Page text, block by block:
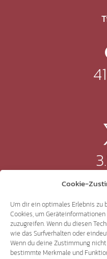
Cookie-
Um dir ein optimales Erlebnis zu
Cookies, um
zuzugreifen. Wenn du diesen
wie das Surfverhalten oder
Wenn du deine Zustimmung
bestimmte Merkmale und